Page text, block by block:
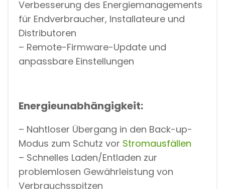
Verbesserung des Energiemanagements
für Endverbraucher, Installateure und
Distributoren
– Remote-Firmware-Update und
anpassbare Einstellungen
Energieunabhängigkeit:
– Nahtloser Übergang in den Back-up-
Modus zum Schutz vor Stromausfällen
– Schnelles Laden/Entladen zur
problemlosen Gewährleistung von
Verbrauchsspitzen